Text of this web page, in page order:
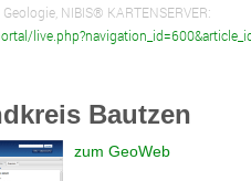
NIBIS® KARTENSERVER:
Bautzen
zum GeoWeb